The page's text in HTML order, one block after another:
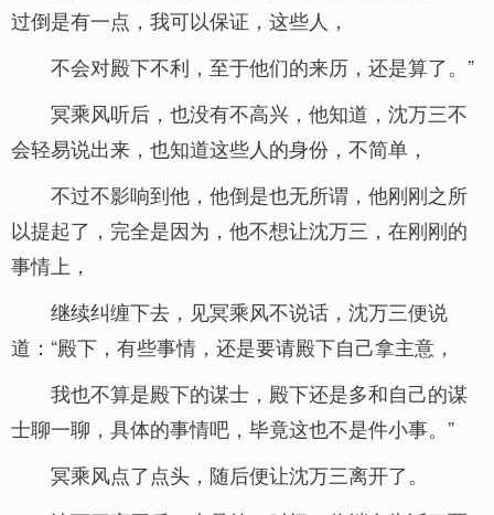
过倒是有一点，我可以保证，这些人，
不会对殿下不利，至于他们的来历，还是算了。”
冥乘风听后，也没有不高兴，他知道，沈万三不
会轻易说出来，也知道这些人的身份，不简单，
不过不影响到他，他倒是也无所谓，他刚刚之所
以提起了，完全是因为，他不想让沈万三，在刚刚的
事情上，
继续纠缠下去，见冥乘风不说话，沈万三便说
道：“殿下，有些事情，还是要请殿下自己拿主意，
我也不算是殿下的谋士，殿下还是多和自己的谋
士聊一聊，具体的事情吧，毕竟这也不是件小事。”
冥乘风点了点头，随后便让沈万三离开了。